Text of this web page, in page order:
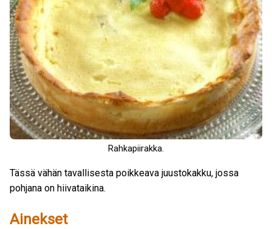
Rahkapiirakka.
Tässä vähän tavallisesta poikkeava juustokakku, jossa
pohjana on hiivataikina.
Ainekset